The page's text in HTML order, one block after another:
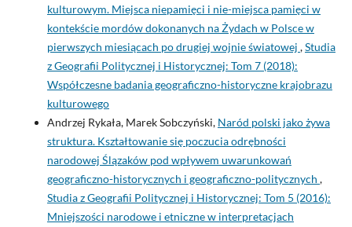
kulturowym. Miejsca niepamięci i nie-miejsca pamięci w
kontekście mordów dokonanych na Żydach w Polsce w
pierwszych miesiącach po drugiej wojnie światowej ,Studia
z Geografii Politycznej i Historycznej: Tom 7 (2018):
Współczesne badania geograficzno-historyczne krajobrazu
kulturowego
Andrzej Rykała, Marek Sobczyński, Naród polski jako żywa
struktura. Kształtowanie się poczucia odrębności
narodowej Ślązaków pod wpływem uwarunkowań
geograficzno-historycznych i geograficzno-politycznych ,
Studia z Geografii Politycznej i Historycznej: Tom 5 (2016):
Mniejszości narodowe i etniczne w interpretacjach